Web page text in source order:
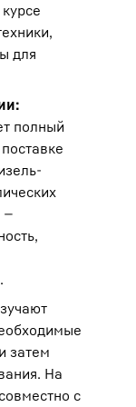
для
полный
—
затем
На
с